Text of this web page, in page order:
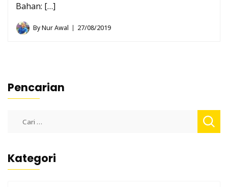
Bahan: […]
ByNur Awal 27/08/2019
Pencarian
untuk:
Kategori